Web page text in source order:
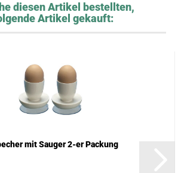
diesen Artikel bestellten,
Artikel gekauft:
mit Sauger 2-er Packung